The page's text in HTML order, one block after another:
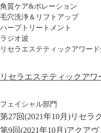
角質ケア&ポレーション
毛穴洗浄＆リフトアップ
ハーブトリートメント
ラジオ波
リセラエステティックアワー
リセラエステティックアワ
フェイシャル部門
第27回(2021年10月)リセラ
第9回(2021年10月)アクア